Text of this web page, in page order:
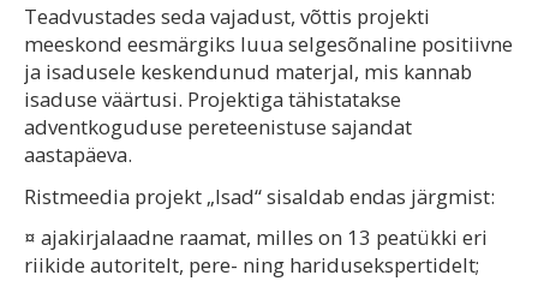
Teadvustades seda vajadust, võttis projekti
meeskond eesmärgiks luua selgesõnaline positiivne
ja isadusele keskendunud materjal, mis kannab
isaduse väärtusi. Projektiga tähistatakse
adventkoguduse pereteenistuse sajandat
aastapäeva.
Ristmeedia projekt „Isad“ sisaldab endas järgmist:
¤ ajakirjalaadne raamat, milles on 13 peatükki eri
riikide autoritelt, pere- ning haridusekspertidelt;